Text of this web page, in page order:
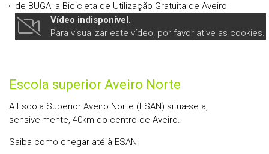
de BUGA, a Bicicleta de Utilização Gratuita de Aveiro
Vídeo indisponível.
Para visualizar este vídeo, por favor ative as cookies.
Escola superior Aveiro Norte
A Escola Superior Aveiro Norte (ESAN) situa-se a,
sensivelmente, 40km do centro de Aveiro.
Saiba como chegar até à ESAN.